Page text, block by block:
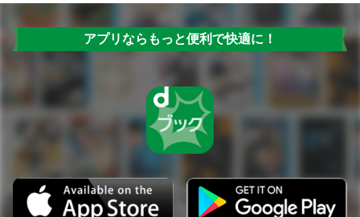
アプリならもっと便利で快適に！